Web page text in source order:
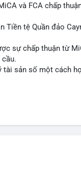
và FCA chấp
Tiền tệ Quần đảo
sự chấp thuận từ
tài sản số một cách
và nền tảng tiền
#custody